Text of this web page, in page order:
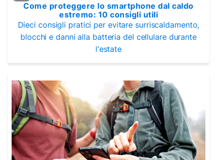
Come proteggere lo smartphone dal caldo
estremo: 10 consigli utili
Dieci consigli pratici per evitare surriscaldamento,
blocchi e danni alla batteria del cellulare durante
l'estate